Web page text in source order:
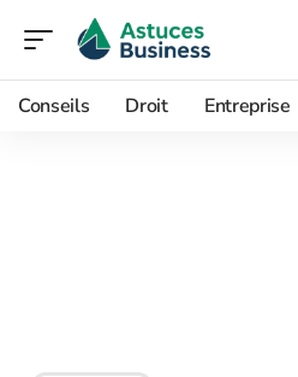
Conseils Droit Entreprise